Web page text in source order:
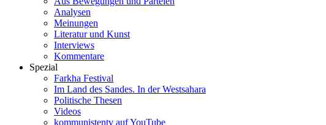
Analysen
Meinungen
Literatur und Kunst
Interviews
Kommentare
Spezial
Farkha Festival
Im Land des Sandes. In der Westsahara
Politische Thesen
Videos
kommunistentv auf YouTube